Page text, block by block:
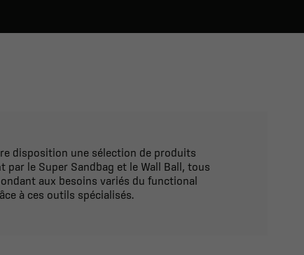
disposition une sélection de produits
le Super Sandbag et le Wall Ball, tous
aux besoins variés du functional
à ces outils spécialisés.